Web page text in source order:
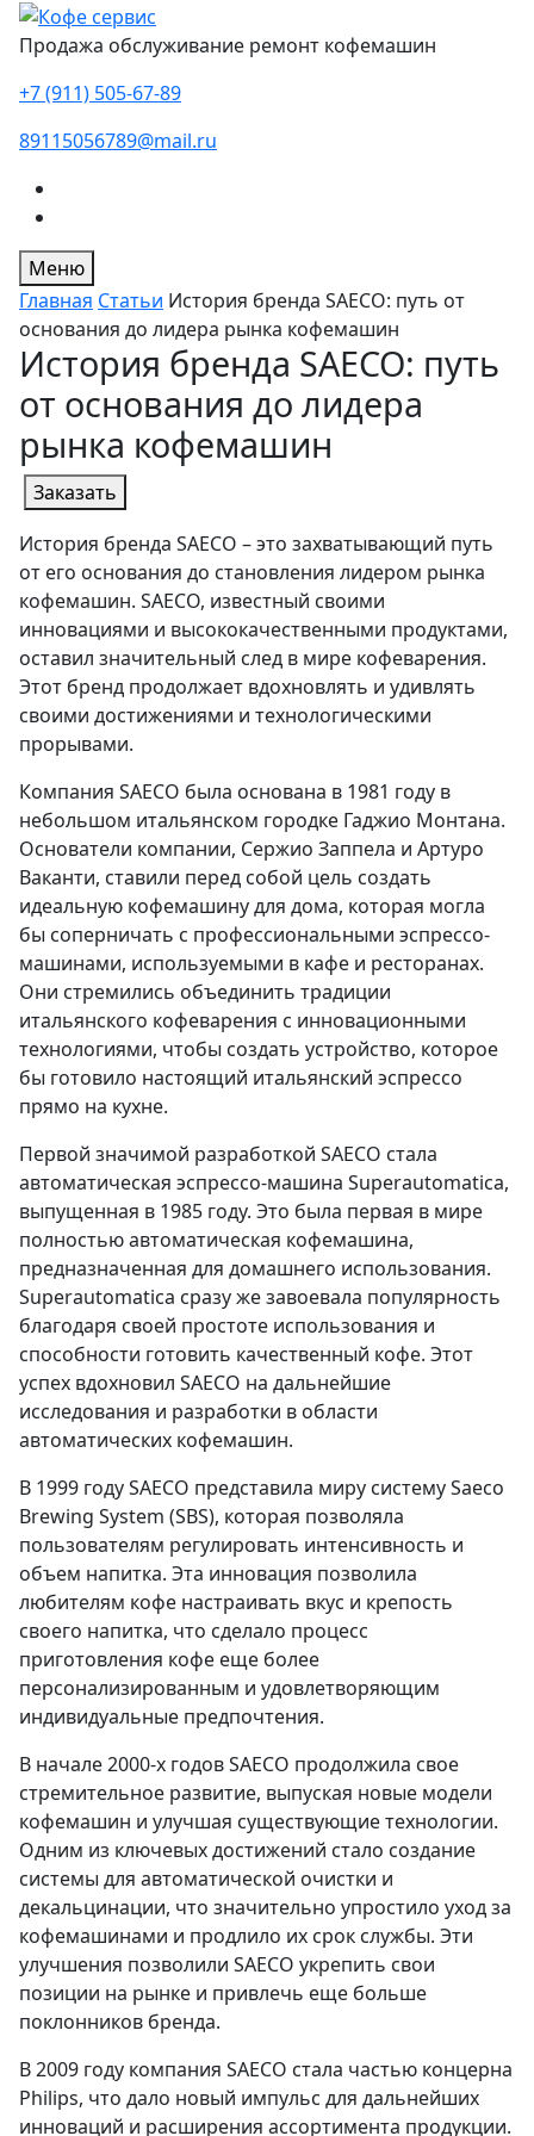
Продажа обслуживание ремонт кофемашин
+7 (911) 505-67-89
89115056789@mail.ru
Меню
Главная Статьи История бренда SAECO: путь от
основания до лидера рынка кофемашин
История бренда SAECO: путь
от основания до лидера
рынка кофемашин
Заказать
История бренда SAECO – это захватывающий путь
от его основания до становления лидером рынка
кофемашин. SAECO, известный своими
инновациями и высококачественными продуктами,
оставил значительный след в мире кофеварения.
Этот бренд продолжает вдохновлять и удивлять
своими достижениями и технологическими
прорывами.
Компания SAECO была основана в 1981 году в
небольшом итальянском городке Гаджио Монтана.
Основатели компании, Сержио Заппела и Артуро
Ваканти, ставили перед собой цель создать
идеальную кофемашину для дома, которая могла
бы соперничать с профессиональными эспрессо-
машинами, используемыми в кафе и ресторанах.
Они стремились объединить традиции
итальянского кофеварения с инновационными
технологиями, чтобы создать устройство, которое
бы готовило настоящий итальянский эспрессо
прямо на кухне.
Первой значимой разработкой SAECO стала
автоматическая эспрессо-машина Superautomatica,
выпущенная в 1985 году. Это была первая в мире
полностью автоматическая кофемашина,
предназначенная для домашнего использования.
Superautomatica сразу же завоевала популярность
благодаря своей простоте использования и
способности готовить качественный кофе. Этот
успех вдохновил SAECO на дальнейшие
исследования и разработки в области
автоматических кофемашин.
В 1999 году SAECO представила миру систему Saeco
Brewing System (SBS), которая позволяла
пользователям регулировать интенсивность и
объем напитка. Эта инновация позволила
любителям кофе настраивать вкус и крепость
своего напитка, что сделало процесс
приготовления кофе еще более
персонализированным и удовлетворяющим
индивидуальные предпочтения.
В начале 2000-х годов SAECO продолжила свое
стремительное развитие, выпуская новые модели
кофемашин и улучшая существующие технологии.
Одним из ключевых достижений стало создание
системы для автоматической очистки и
декальцинации, что значительно упростило уход за
кофемашинами и продлило их срок службы. Эти
улучшения позволили SAECO укрепить свои
позиции на рынке и привлечь еще больше
поклонников бренда.
В 2009 году компания SAECO стала частью концерна
Philips, что дало новый импульс для дальнейших
инноваций и расширения ассортимента продукции.